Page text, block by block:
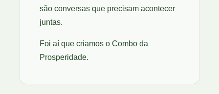
são conversas que precisam acontecer
juntas.
Foi aí que criamos o Combo da
Prosperidade.